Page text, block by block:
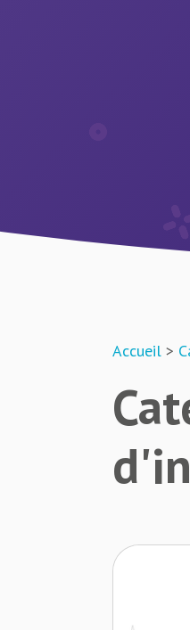
Accueil >